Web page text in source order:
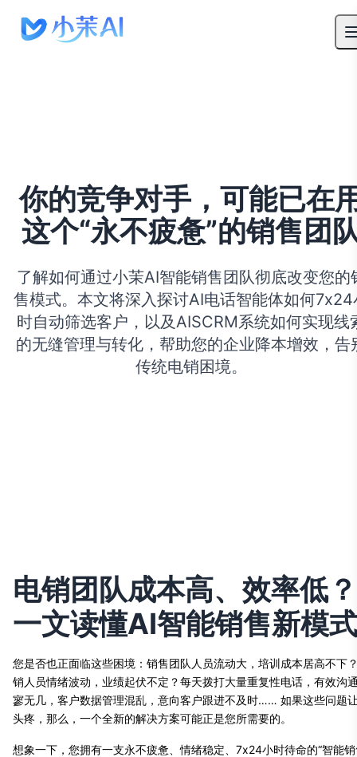
你的竞争对手，可能已在
这个“永不疲惫”的销售团
了解如何通过小茉AI智能销售团队彻底改变您的
售模式。本文将深入探讨AI电话智能体如何7x24
时自动筛选客户，以及AISCRM系统如何实现线
的无缝管理与转化，帮助您的企业降本增效，告
传统电销困境。
电销团队成本高、效率低？
一文读懂AI智能销售新模式
您是否也正面临这些困境：销售团队人员流动大，培训成本居高不下
销人员情绪波动，业绩起伏不定？每天拨打大量重复性电话，有效沟
寥无几，客户数据管理混乱，意向客户跟进不及时…… 如果这些问题
头疼，那么，一个全新的解决方案可能正是您所需要的。
想象一下，您拥有一支永不疲惫、情绪稳定、7x24小时待命的“智能